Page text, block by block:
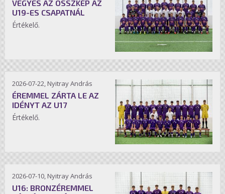
VEGYES AZ ÖSSZKÉP AZ
U19-ES CSAPATNÁL
Értékelő.
2026-07-22, Nyitray András
ÉREMMEL ZÁRTA LE AZ
IDÉNYT AZ U17
Értékelő.
2026-07-10, Nyitray András
U16: BRONZÉREMMEL